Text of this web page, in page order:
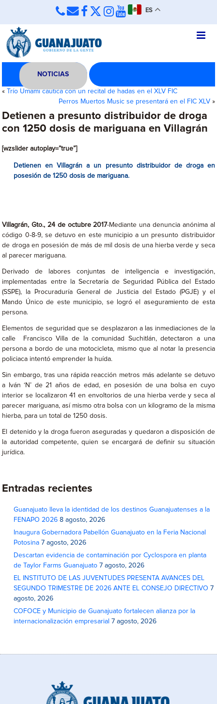
ES
NOTICIAS
«
Trío Umami cautica con un recital de hadas en el XLV FIC
Perros Muertos Music se presentará en el FIC XLV»
Detienen a presunto distribuidor de droga
con 1250 dosis de mariguana en Villagrán
[wzslider autoplay=”true”]
Detienen en Villagrán a un presunto distribuidor de droga en
posesión de 1250 dosis de mariguana.
Villagrán, Gto., 24 de octubre 2017-Mediante una denuncia anónima al
código 0-8-9, se detuvo en este municipio a un presunto distribuidor
de droga en posesión de más de mil dosis de una hierba verde y seca
al parecer mariguana.
Derivado de labores conjuntas de inteligencia e investigación,
implementadas entre la Secretaría de Seguridad Pública del Estado
(SSPE), la Procuraduría General de Justicia del Estado (PGJE) y el
Mando Único de este municipio, se logró el aseguramiento de esta
persona.
Elementos de seguridad que se desplazaron a las inmediaciones de la
calle Francisco Villa de la comunidad Suchitlán, detectaron a una
persona a bordo de una motocicleta, mismo que al notar la presencia
policiaca intentó emprender la huída.
Sin embargo, tras una rápida reacción metros más adelante se detuvo
a Iván ‘N’ de 21 años de edad, en posesión de una bolsa en cuyo
interior se localizaron 41 en envoltorios de una hierba verde y seca al
parecer mariguana, así mismo otra bolsa con un kilogramo de la misma
hierba, para un total de 1250 dosis.
El detenido y la droga fueron aseguradas y quedaron a disposición de
la autoridad competente, quien se encargará de definir su situación
jurídica.
Entradas recientes
Guanajuato lleva la identidad de los destinos Guanajuatenses a la
FENAPO 2026 8 agosto, 2026
Inaugura Gobernadora Pabellón Guanajuato en la Feria Nacional
Potosina 7 agosto, 2026
Descartan evidencia de contaminación por Cyclospora en planta
de Taylor Farms Guanajuato 7 agosto, 2026
EL INSTITUTO DE LAS JUVENTUDES PRESENTA AVANCES DEL
SEGUNDO TRIMESTRE DE 2026 ANTE EL CONSEJO DIRECTIVO 7
agosto, 2026
COFOCE y Municipio de Guanajuato fortalecen alianza por la
internacionalización empresarial 7 agosto, 2026